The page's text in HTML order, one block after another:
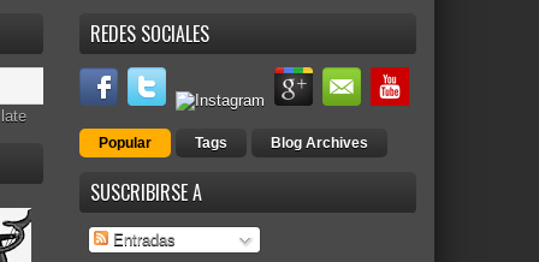
REDES SOCIALES
Popular Tags Blog Archives
SUSCRIBIRSE A
Entradas